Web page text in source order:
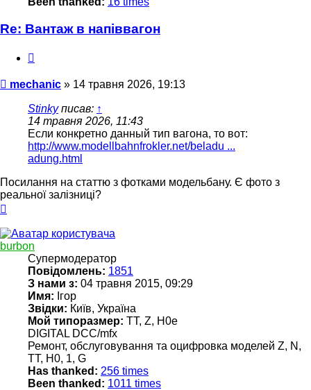
Re: Вантаж в напіввагон
Повідомлення
mechanic » 14 травня 2026, 19:13
Stinkyписав: ↑
14 травня 2026, 11:43
Если конкретно данный тип вагона, то вот:
http://www.modellbahnfrokler.net/beladu ...
adung.html
Посилання на статтю з фотками модельбану. Є фото з
реальної залізниці?
burbon
Супермодератор
Повідомлень: 1851
З нами з: 04 травня 2015, 09:29
Имя: Ігор
Звідки: Київ, Україна
Мой типоразмер: TT, Z, H0e
DIGITAL DCC/mfx
Ремонт, обслуговування та оцифровка моделей Z, N,
TT, H0, 1, G
Has thanked: 256 times
Been thanked: 1011 times